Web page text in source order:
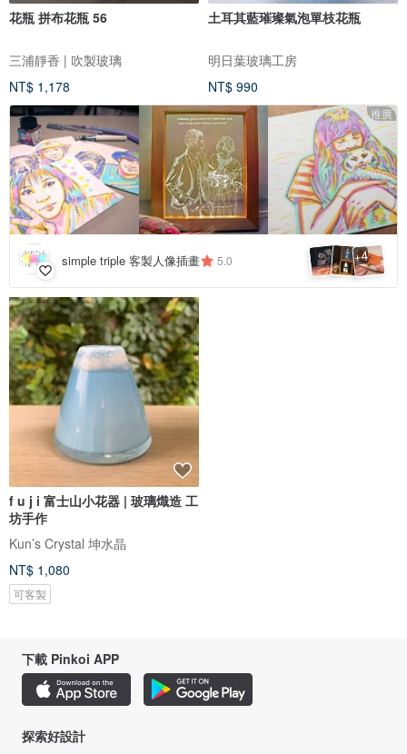
花瓶 拼布花瓶 56
三浦靜香 | 吹製玻璃
NT$ 1,178
土耳其藍璀璨氣泡單枝花瓶
明日葉玻璃工房
NT$ 990
推廣
simple triple 客製人像插畫 5.0 +4
f u j i 富士山小花器 | 玻璃熾造 工
坊手作
Kun’s Crystal 坤水晶
NT$ 1,080
可客製
下載 Pinkoi APP
探索好設計